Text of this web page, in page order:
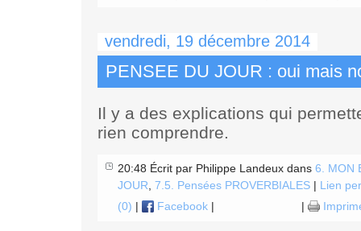
vendredi, 19 décembre 2014
PENSEE DU JOUR : oui mais
Il y a des explications qui
rien comprendre.
20:48 Écrit par Philippe Landeux dans 6. MON
JOUR, 7.5. Pensées PROVERBIALES| Lien
(0) | Facebook| |